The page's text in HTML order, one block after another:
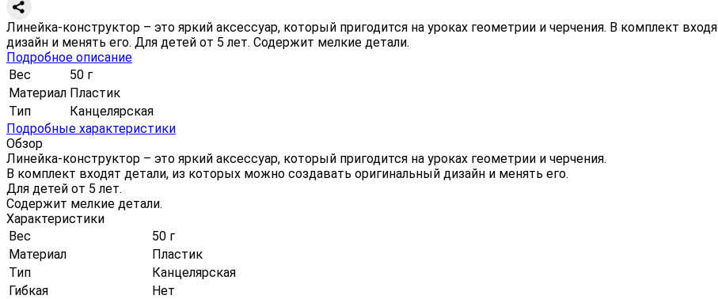
Линейка-конструктор – это яркий аксессуар, который пригодится на уроках геометрии и черчения. В комплект
дизайн и менять его. Для детей от 5 лет. Содержит мелкие детали.
Подробное описание
Вес
50 г
Материал Пластик
Тип
Канцелярская
Подробные характеристики
Обзор
Линейка-конструктор – это яркий аксессуар, который пригодится на уроках геометрии и черчения.
В комплект входят детали, из которых можно создавать оригинальный дизайн и менять его.
Для детей от 5 лет.
Содержит мелкие детали.
Характеристики
Вес
50 г
Материал
Пластик
Тип
Канцелярская
Гибкая
Нет